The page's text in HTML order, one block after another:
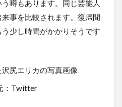
噂もあります。同じ芸能人
事を比較されます。復帰間
少し時間がかかりそうです
：Twitter